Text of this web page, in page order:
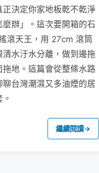
決定你家地板乾不乾淨
辦」。這次要開箱的石
滾天王，用 27cm 滾筒
水汙水分離，做到邊拖
地。這篇會從整條水路
台灣潮濕又多油煙的居
繼續閱讀→